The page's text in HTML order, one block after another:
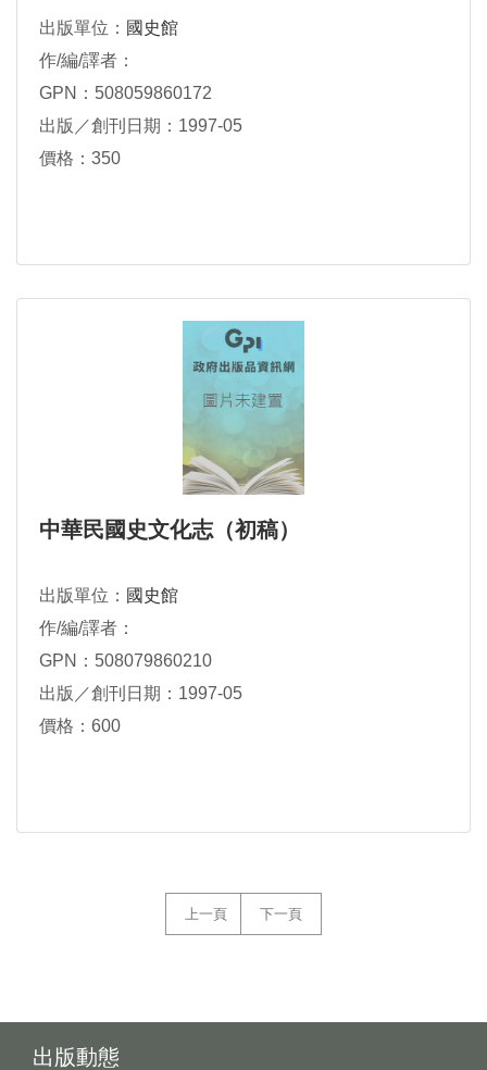
出版單位： 國史館
作/編/譯者：
GPN：508059860172
出版／創刊日期：1997-05
價格：350
中華民國史文化志（初稿）
出版單位： 國史館
作/編/譯者：
GPN：508079860210
出版／創刊日期：1997-05
價格：600
上一頁 下一頁
出版動態